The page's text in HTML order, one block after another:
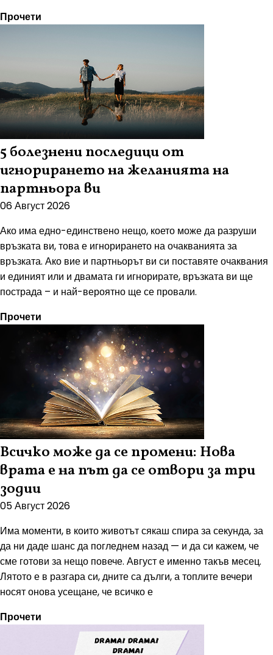
Прочети
5 болезнени последици от
игнорирането на желанията на
партньора ви
06 Август 2026
Ако има едно-единствено нещо, което може да разруши
връзката ви, това е игнорирането на очакванията за
връзката. Ако вие и партньорът ви си поставяте очаквания
и единият или и двамата ги игнорирате, връзката ви ще
пострада – и най-вероятно ще се провали.
Прочети
Всичко може да се промени: Нова
врата е на път да се отвори за три
зодии
05 Август 2026
Има моменти, в които животът сякаш спира за секунда, за
да ни даде шанс да погледнем назад — и да си кажем, че
сме готови за нещо повече. Август е именно такъв месец.
Лятото е в разгара си, дните са дълги, а топлите вечери
носят онова усещане, че всичко е
Прочети